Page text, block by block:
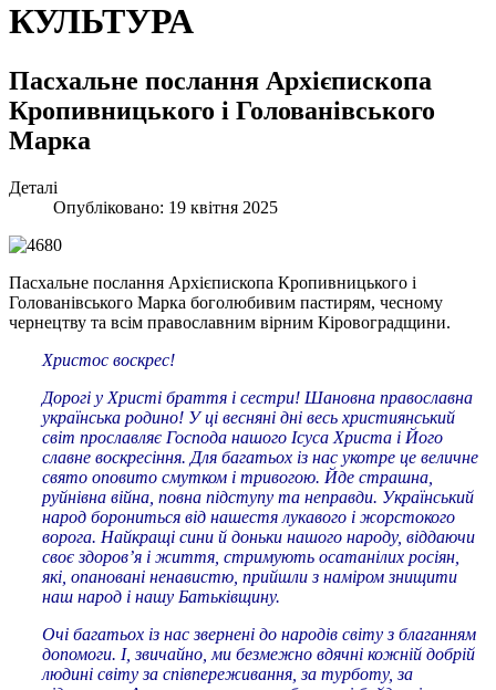
КУЛЬТУРА
Пасхальне послання Архієпископа
Кропивницького і Голованівського
Марка
Деталі
Опубліковано: 19 квітня 2025
Пасхальне послання Архієпископа Кропивницького і
Голованівського Марка боголюбивим пастирям, чесному
чернецтву та всім православним вірним Кіровоградщини.
Христос воскрес!
Дорогі у Христі браття і сестри! Шановна православна
українська родино! У ці весняні дні весь християнський
світ прославляє Господа нашого Ісуса Христа і Його
славне воскресіння. Для багатьох із нас укотре це величне
свято оповито смутком і тривогою. Йде страшна,
руйнівна війна, повна підступу та неправди. Український
народ борониться від нашестя лукавого і жорстокого
ворога. Найкращі сини й доньки нашого народу, віддаючи
своє здоров’я і життя, стримують осатанілих росіян,
які, опановані ненавистю, прийшли з наміром знищити
наш народ і нашу Батьківщину.
Очі багатьох із нас звернені до народів світу з благанням
допомоги. І, звичайно, ми безмежно вдячні кожній добрій
людині світу за співпереживання, за турботу, за